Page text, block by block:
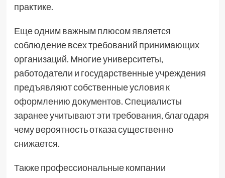
практике.
Еще одним важным плюсом является
соблюдение всех требований принимающих
организаций. Многие университеты,
работодатели и государственные учреждения
предъявляют собственные условия к
оформлению документов. Специалисты
заранее учитывают эти требования, благодаря
чему вероятность отказа существенно
снижается.
Также профессиональные компании